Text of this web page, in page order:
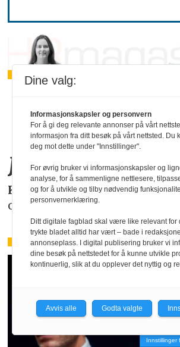
«KI-bruken
allerede
juridiske
KAROLINE SCHEIDEi HR
oppmerksom på de faktiske
Innstillinger
Dine valg:
Informasjonskapsler og personvern
For å gi deg relevante annonser på vårt
informasjon fra ditt besøk på vårt nettsted. Du
deg mot dette under "Innstillinger".
For øvrig bruker vi informasjonskapsler og
analyse, for å sammenligne nettlesere,
og for å utvikle og tilby nødvendig
personvernerklæring.
Ditt digitale fagblad skal være like relevant for
trykte bladet alltid har vært – bade i
annonseplass. I digital publisering bruker vi
dine besøk på nettstedet for å kunne utvikle
kontinuerlig, slik at du opplever det nyttig og
Avvis alle Godta valgte